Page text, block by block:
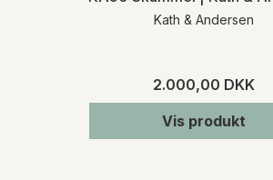
Kath & Andersen
2.000,00 DKK
Vis produkt